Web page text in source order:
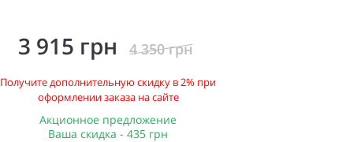
3 915 грн 4 350 грн
Получите дополнительную скидку в 2% при
оформлении заказа на сайте
Акционное предложение
Ваша скидка - 435 грн